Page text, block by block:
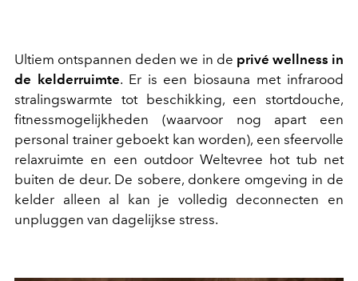
Ultiem ontspannen deden we in de privé wellness in
de kelderruimte. Er is een biosauna met infrarood
stralingswarmte tot beschikking, een stortdouche,
fitnessmogelijkheden (waarvoor nog apart een
personal trainer geboekt kan worden), een sfeervolle
relaxruimte en een outdoor Weltevree hot tub net
buiten de deur. De sobere, donkere omgeving in de
kelder alleen al kan je volledig deconnecten en
unpluggen van dagelijkse stress.